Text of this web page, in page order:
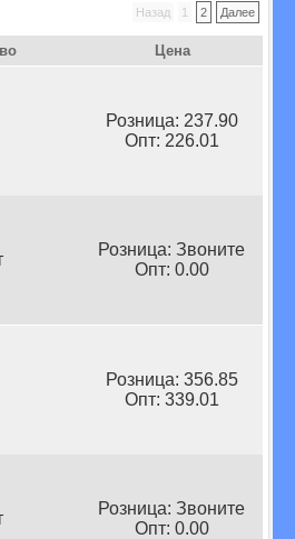
Назад 1 2 Далее
Цена
Розница: 237.90
Опт: 226.01
Розница: Звоните
Опт: 0.00
Розница: 356.85
Опт: 339.01
Розница: Звоните
Опт: 0.00